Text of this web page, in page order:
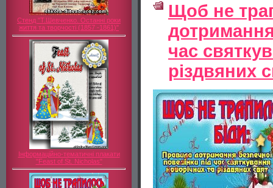
Стенд "Т.Шевченко. Останні роки
життя та творчості (1857 -1861)"
Інформаційно-тематичні плакати
"Feast of St. Nicholas"
Щоб не
час
різдвяних